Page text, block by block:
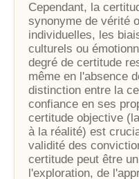
Cependant, la
synonyme de vérité
individuelles, les
culturels ou
degré de certitude
même en l'absence
distinction entre la
confiance en ses
certitude objective
à la réalité) est
validité des
certitude peut être
l'exploration, de